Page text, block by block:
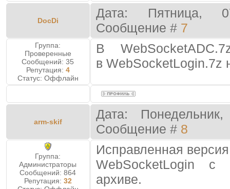
DocDi
Дата: Пятница,
Сообщение # 7
Группа:
Проверенные
Сообщений:35
Репутация: 4
Статус: Оффлайн
В
в WebSocketLogin.7z
arm-skif
Дата:
Сообщение # 8
Группа:
Администраторы
Сообщений:864
Репутация: 32
Исправленная
WebSocketLogin
архиве.